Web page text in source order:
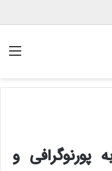
پورنوگرافی و